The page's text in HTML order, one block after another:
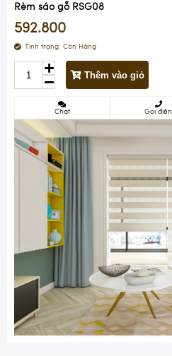
Rèm sáo gỗ RSG08
592.800
Tình trạng: Còn Hàng
Thêm vào giỏ
Chat Gọi điện